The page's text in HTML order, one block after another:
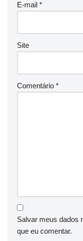
E-mail *
Site
Comentário *
Salvar meus dados
que eu comentar.